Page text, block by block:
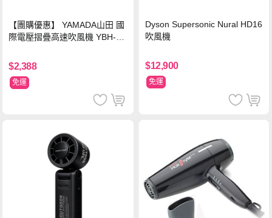
【團購優惠】 YAMADA山田 國
際電壓摺疊高速吹風機 YBH-12
$2,388
免運
Dyson Supersonic Nural HD16
吹風機
$12,900
免運